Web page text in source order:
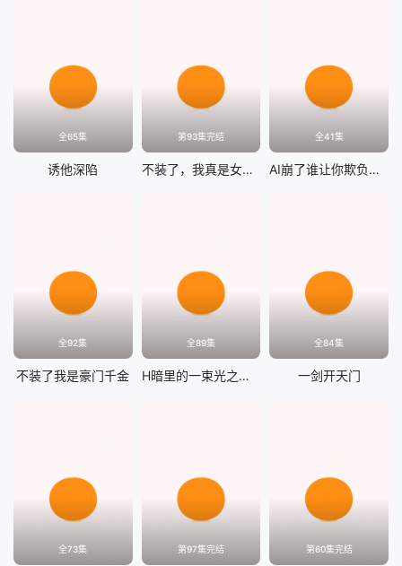
全65集
诱他深陷
第93集完结
不装了，我真是女总裁
全41集
AI崩了谁让你欺负大叔的
全92集
不装了我是豪门千金
全89集
H暗里的一束光之妈妈的爱
全84集
一剑开天门
全73集 第97集完结 第60集完结